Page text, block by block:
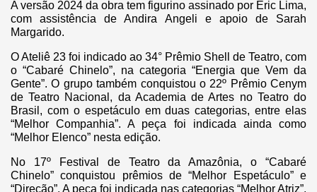
A versão 2024 da obra tem figurino assinado por Eric Lima,
com assistência de Andira Angeli e apoio de Sarah
Margarido.
O Ateliê 23 foi indicado ao 34° Prêmio Shell de Teatro, com
o “Cabaré Chinelo”, na categoria “Energia que Vem da
Gente”. O grupo também conquistou o 22º Prêmio Cenym
de Teatro Nacional, da Academia de Artes no Teatro do
Brasil, com o espetáculo em duas categorias, entre elas
“Melhor Companhia”. A peça foi indicada ainda como
“Melhor Elenco” nesta edição.
No 17º Festival de Teatro da Amazônia, o “Cabaré
Chinelo” conquistou prêmios de “Melhor Espetáculo” e
“Direção”. A peça foi indicada nas categorias “Melhor Atriz”,